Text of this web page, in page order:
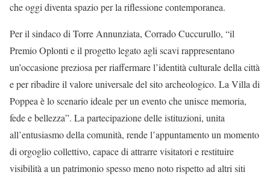
che oggi diventa spazio per la riflessione contemporanea.
Per il sindaco di Torre Annunziata, Corrado Cuccurullo, “il
Premio Oplonti e il progetto legato agli scavi rappresentano
un’occasione preziosa per riaffermare l’identità culturale della città
e per ribadire il valore universale del sito archeologico. La Villa di
Poppea è lo scenario ideale per un evento che unisce memoria,
fede e bellezza”. La partecipazione delle istituzioni, unita
all’entusiasmo della comunità, rende l’appuntamento un momento
di orgoglio collettivo, capace di attrarre visitatori e restituire
visibilità a un patrimonio spesso meno noto rispetto ad altri siti